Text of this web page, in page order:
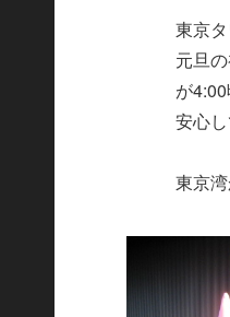
東京
元旦
が
安心
東京